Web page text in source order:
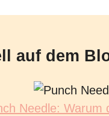
auf dem
Needle: Warum